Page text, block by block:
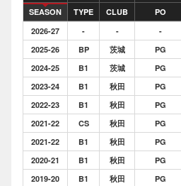
SEASON
TYPE CLUB PO
2026-27
- - -
2025-26
BP 茨城 PG
2024-25
B1 茨城 PG
2023-24
B1 秋田 PG
2022-23
B1 秋田 PG
2021-22
CS 秋田 PG
2021-22
B1 秋田 PG
2020-21
B1 秋田 PG
2019-20
B1 秋田 PG